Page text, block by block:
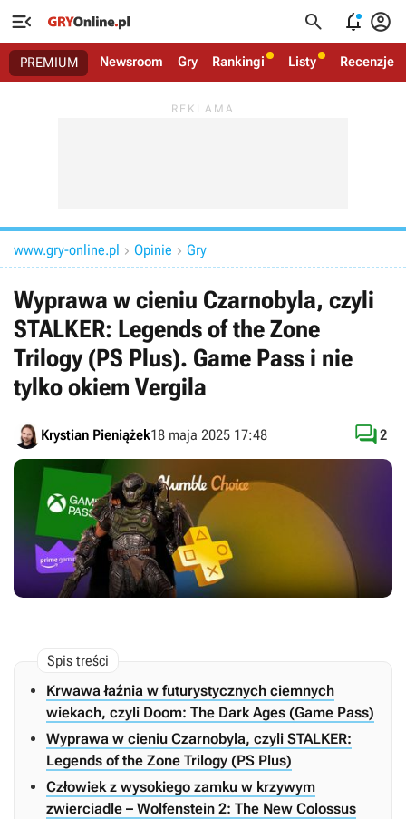
   
PREMIUM Newsroom Gry Rankingi Listy Recenzje
www.gry-online.pl  Opinie  Gry
Wyprawa w cieniu Czarnobyla, czyli
STALKER: Legends of the Zone
Trilogy (PS Plus). Game Pass i nie
tylko okiem Vergila
Krystian Pieniążek18 maja 2025 17:48 2
Krwawa łaźnia w futurystycznych ciemnych
wiekach, czyli Doom: The Dark Ages (Game Pass)
Wyprawa w cieniu Czarnobyla, czyli STALKER:
Legends of the Zone Trilogy (PS Plus)
Człowiek z wysokiego zamku w krzywym
zwierciadle – Wolfenstein 2: The New Colossus